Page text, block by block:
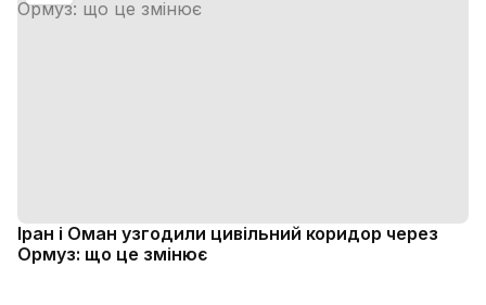
Іран і Оман узгодили цивільний коридор через
Ормуз: що це змінює